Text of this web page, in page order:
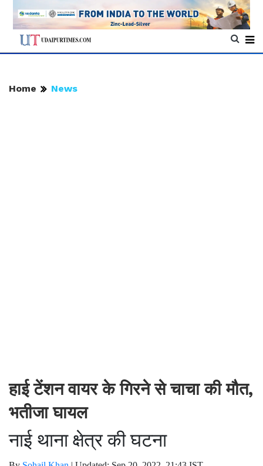
Home News
हाई टेंशन वायर के गिरने से चाचा की मौत,
भतीजा घायल
नाई थाना क्षेत्र की घटना